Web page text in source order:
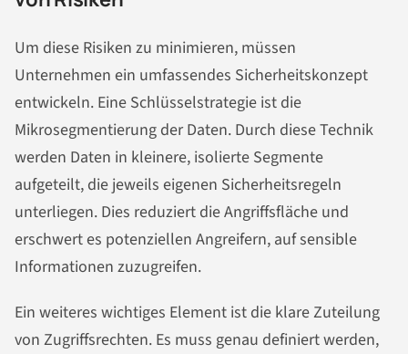
Um diese Risiken zu minimieren, müssen
Unternehmen ein umfassendes Sicherheitskonzept
entwickeln. Eine Schlüsselstrategie ist die
Mikrosegmentierung der Daten. Durch diese Technik
werden Daten in kleinere, isolierte Segmente
aufgeteilt, die jeweils eigenen Sicherheitsregeln
unterliegen. Dies reduziert die Angriffsfläche und
erschwert es potenziellen Angreifern, auf sensible
Informationen zuzugreifen.
Ein weiteres wichtiges Element ist die klare Zuteilung
von Zugriffsrechten. Es muss genau definiert werden,